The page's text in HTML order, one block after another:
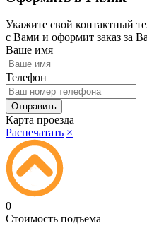
Укажите свой контактный
с Вами и оформит заказ за
Ваше имя
Телефон
Карта проезда
Распечатать ×
0
Стоимость подъема